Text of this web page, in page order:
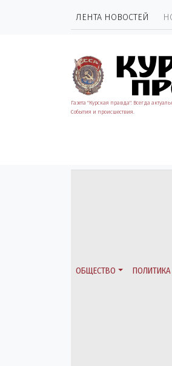
ЛЕНТА НОВОСТЕЙ
Газета "Курская правда". Всегда
События и происшествия.
ОБЩЕСТВО ПОЛИТИКА